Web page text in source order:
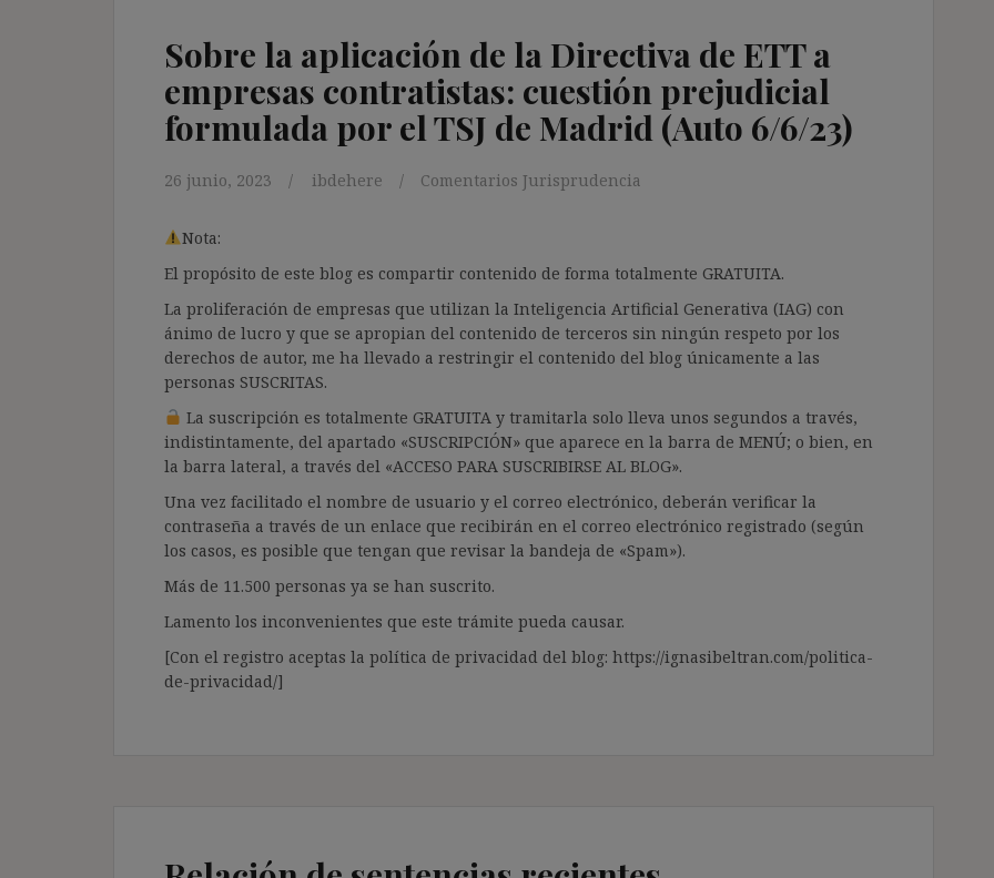
Sobre la aplicación de la Directiva de ETT a
empresas contratistas: cuestión prejudicial
formulada por el TSJ de Madrid (Auto 6/6/23)
26 junio, 2023 ibdehere Comentarios Jurisprudencia
Nota:
El propósito de este blog es compartir contenido de forma totalmente GRATUITA.
La proliferación de empresas que utilizan la Inteligencia Artificial Generativa (IAG) con
ánimo de lucro y que se apropian del contenido de terceros sin ningún respeto por los
derechos de autor, me ha llevado a restringir el contenido del blog únicamente a las
personas SUSCRITAS.
La suscripción es totalmente GRATUITA y tramitarla solo lleva unos segundos a través,
indistintamente, del apartado «SUSCRIPCIÓN» que aparece en la barra de MENÚ; o bien, en
la barra lateral, a través del «ACCESO PARA SUSCRIBIRSE AL BLOG».
Una vez facilitado el nombre de usuario y el correo electrónico, deberán verificar la
contraseña a través de un enlace que recibirán en el correo electrónico registrado (según
los casos, es posible que tengan que revisar la bandeja de «Spam»).
Más de 11.500 personas ya se han suscrito.
Lamento los inconvenientes que este trámite pueda causar.
[Con el registro aceptas la política de privacidad del blog: https://ignasibeltran.com/politica-
de-privacidad/]